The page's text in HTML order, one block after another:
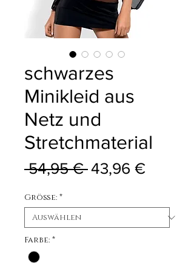
schwarzes
Minikleid aus
Netz und
Stretchmaterial
54,95 € Standardpreis
43,96 €Sale-
Größe: *
Farbe: *